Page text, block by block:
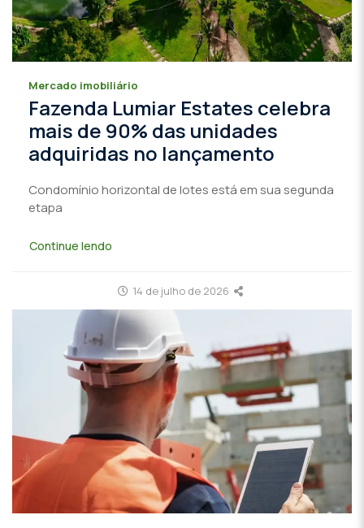
Mercado imobiliário
Fazenda Lumiar Estates celebra
mais de 90% das unidades
adquiridas no lançamento
Condomínio horizontal de lotes está em sua segunda
etapa
Continue lendo
14 de julho de 2026